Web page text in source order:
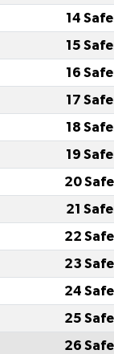
14
15
16
17
18
19
20
21
22
23
24
25
26